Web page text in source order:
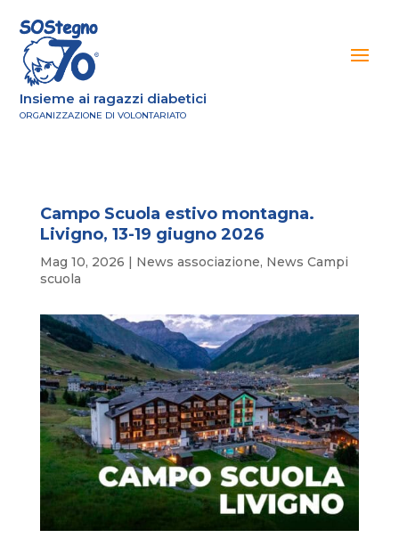
Insieme ai ragazzi diabetici
ORGANIZZAZIONE DI VOLONTARIATO
Campo Scuola estivo montagna.
Livigno, 13-19 giugno 2026
Mag 10, 2026 | News associazione, News Campi
scuola